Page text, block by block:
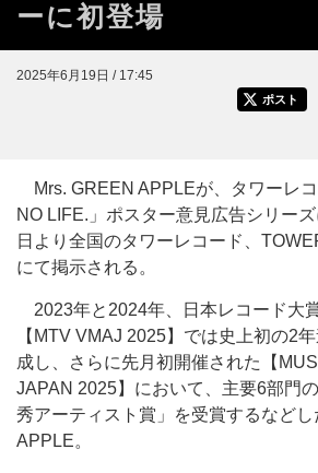
ーに初登場
2025年6月19日 / 17:45
ポスト
Mrs. GREEN APPLEが、タワーレ
NO LIFE.」ポスター意見広告シリー
日より全国のタワーレコード、
にて掲示される。
2023年と2024年、日本レコード大
【MTV VMAJ 2025】では史上初の2
成し、さらに先月初開催された【
JAPAN 2025】において、主要6部門
秀アーティスト賞」を受賞するなどし
APPLE。